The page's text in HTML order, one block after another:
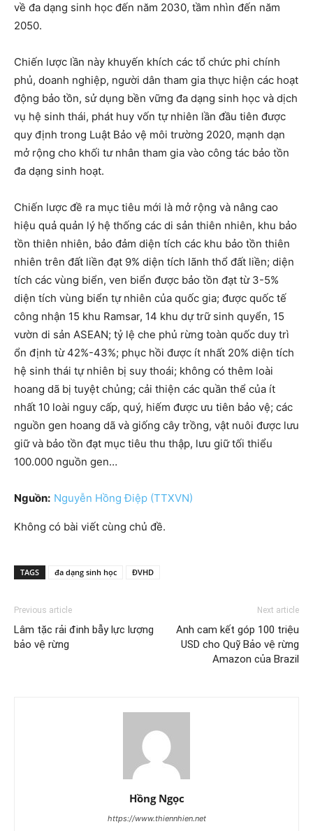
về đa dạng sinh học đến năm 2030, tầm nhìn đến năm
2050.
Chiến lược lần này khuyến khích các tổ chức phi chính
phủ, doanh nghiệp, người dân tham gia thực hiện các hoạt
động bảo tồn, sử dụng bền vững đa dạng sinh học và dịch
vụ hệ sinh thái, phát huy vốn tự nhiên lần đầu tiên được
quy định trong Luật Bảo vệ môi trường 2020, mạnh dạn
mở rộng cho khối tư nhân tham gia vào công tác bảo tồn
đa dạng sinh hoạt.
Chiến lược đề ra mục tiêu mới là mở rộng và nâng cao
hiệu quả quản lý hệ thống các di sản thiên nhiên, khu bảo
tồn thiên nhiên, bảo đảm diện tích các khu bảo tồn thiên
nhiên trên đất liền đạt 9% diện tích lãnh thổ đất liền; diện
tích các vùng biển, ven biển được bảo tồn đạt từ 3-5%
diện tích vùng biển tự nhiên của quốc gia; được quốc tế
công nhận 15 khu Ramsar, 14 khu dự trữ sinh quyển, 15
vườn di sản ASEAN; tỷ lệ che phủ rừng toàn quốc duy trì
ổn định từ 42%-43%; phục hồi được ít nhất 20% diện tích
hệ sinh thái tự nhiên bị suy thoái; không có thêm loài
hoang dã bị tuyệt chủng; cải thiện các quần thể của ít
nhất 10 loài nguy cấp, quý, hiếm được ưu tiên bảo vệ; các
nguồn gen hoang dã và giống cây trồng, vật nuôi được lưu
giữ và bảo tồn đạt mục tiêu thu thập, lưu giữ tối thiểu
100.000 nguồn gen…
Nguồn: Nguyễn Hồng Điệp (TTXVN)
Không có bài viết cùng chủ đề.
TAGS đa dạng sinh học ĐVHD
Previous article
Lâm tặc rải đinh bẫy lực lượng
bảo vệ rừng
Next article
Anh cam kết góp 100 triệu
USD cho Quỹ Bảo vệ rừng
Amazon của Brazil
Hồng Ngọc
https://www.thiennhien.net